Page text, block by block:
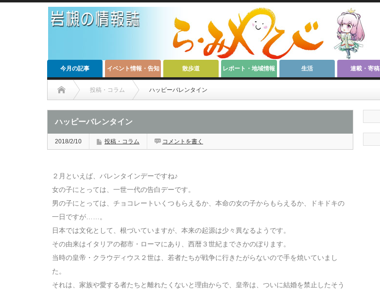
今月の記事 イベント情報・告知 散歩道 レポート・地域情報 生活 連載・寄稿
投稿・コラム ハッピーバレンタイン
ハッピーバレンタイン
2018/2/10 投稿・コラム コメントを書く
２月といえば、バレンタインデーですね♪
女の子にとっては、一世一代の告白デーです。
男の子にとっては、チョコレートいくつもらえるか、本命の女の子からもらえるか、ドキドキの
一日ですが……。
日本では文化として、根づいていますが、本来の起源は少々異なるようです。
その由来はイタリアの都市・ローマにあり、西暦３世紀までさかのぼります。
当時の皇帝・クラウディウス２世は、若者たちが戦争に行きたがらないので手を焼いていまし
た。
それは、家族や愛する者たちと離れたくないと理由からで、皇帝は、ついに結婚を禁止したそう